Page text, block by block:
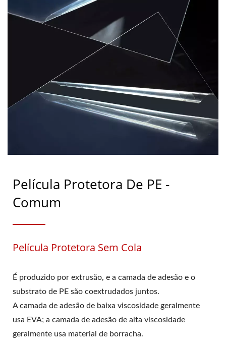
Película Protetora De PE -
Comum
Película Protetora Sem Cola
É produzido por extrusão, e a camada de adesão e o
substrato de PE são coextrudados juntos.
A camada de adesão de baixa viscosidade geralmente
usa EVA; a camada de adesão de alta viscosidade
geralmente usa material de borracha.